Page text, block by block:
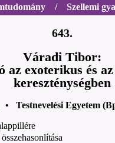
/ Szellemi
643.
Váradi Tibor:
az exoterikus és
kereszténységben
• Testnevelési Egyetem